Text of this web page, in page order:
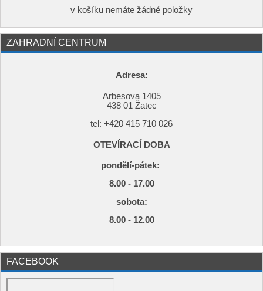
v košíku nemáte žádné položky
ZAHRADNÍ CENTRUM
Adresa:
Arbesova 1405
438 01 Žatec
tel: +420 415 710 026
OTEVÍRACÍ DOBA
pondělí-pátek:
8.00 - 17.00
sobota:
8.00 - 12.00
FACEBOOK